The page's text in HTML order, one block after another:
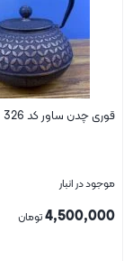
قوری چدن ساور کد 326
موجود در انبار
4,500,000تومان